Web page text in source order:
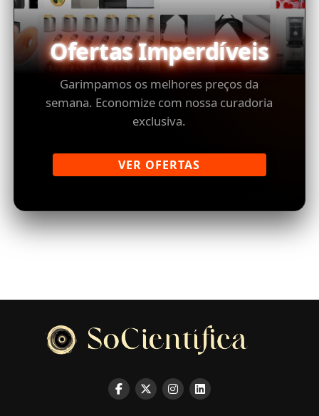
Ofertas Imperdíveis
Garimpamos os melhores preços da
semana. Economize com nossa curadoria
exclusiva.
VER OFERTAS